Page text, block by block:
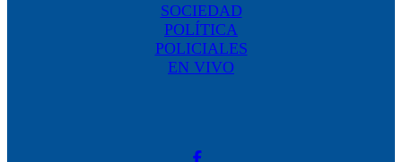
SOCIEDAD
POLÍTICA
POLICIALES
EN VIVO